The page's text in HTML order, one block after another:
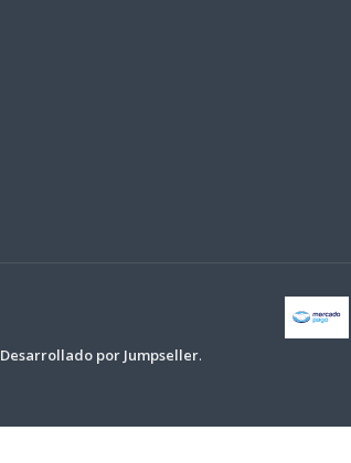
Desarrollado por Jumpseller.